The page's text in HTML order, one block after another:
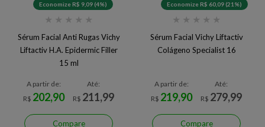
Economize R$ 9,09 (4%)
★ ★ ★ ★ ★
Sérum Facial Anti Rugas Vichy
Liftactiv H.A. Epidermic Filler
15 ml
A partir de:
R$ 202,90
Até:
R$ 211,99
Compare
Economize R$ 60,09 (21%)
★ ★ ★ ★ ★
Sérum Facial Vichy Liftactiv
Colágeno Specialist 16
A partir de:
R$ 219,90
Até:
R$ 279,99
Compare